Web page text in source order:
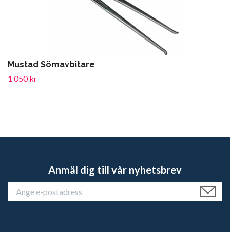
Mustad Sömavbitare
1 050 kr
Anmäl dig till vår nyhetsbrev